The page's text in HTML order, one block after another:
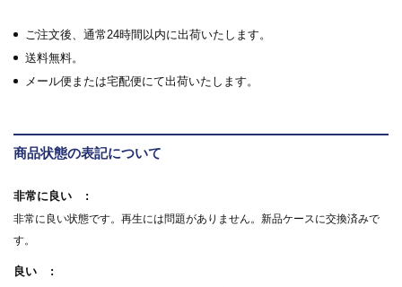
ご注文後、通常24時間以内に出荷いたします。
送料無料。
メール便または宅配便にて出荷いたします。
商品状態の表記について
非常に良い
非常に良い状態です。再生には問題がありません。新品ケースに交換済みで
す。
良い